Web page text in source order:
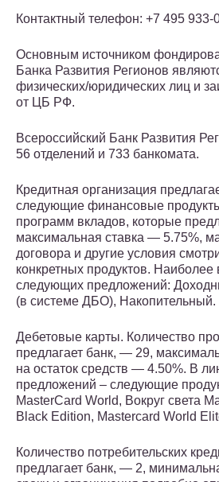
Контактный телефон: +7 495 933-
Основным источником
Банка Развития Регионов
физических/юридических лиц и
от ЦБ РФ.
Всероссийский Банк Развития
56 отделений и 733 банкомата.
Кредитная организация
следующие финансовые
программ вкладов, которые
максимальная ставка — 5.75%,
договора и другие условия
конкретных продуктов.
следующих предложений:
(в системе ДБО), Накопительный.
Дебетовые карты. Количество
предлагает банк, — 29,
на остаток средств — 4.50%. В
предложений – следующие
MasterCard World, Вокруг света
Black Edition, Mastercard World
Количество потребительских
предлагает банк, — 2,